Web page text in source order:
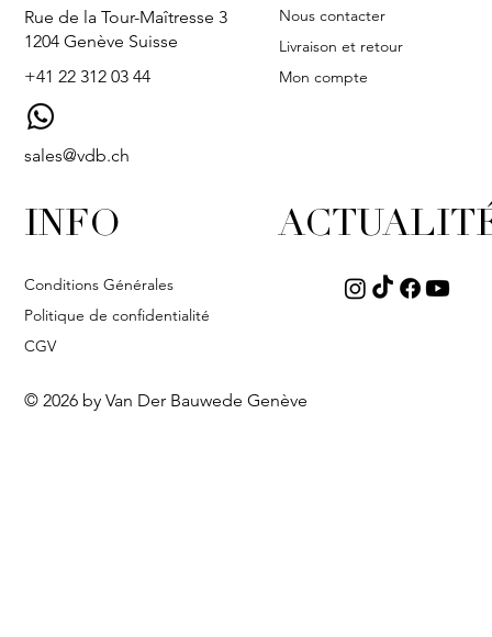
Rue de la Tour-Maîtresse 3
1204 Genève Suisse
+41 22 312 03 44
sales@vdb.ch
Nous contacter
Livraison et retour
Mon compte
INFO
Conditions Générales
Politique de confidentialité
CGV
© 2026 by Van Der Bauwede Genève